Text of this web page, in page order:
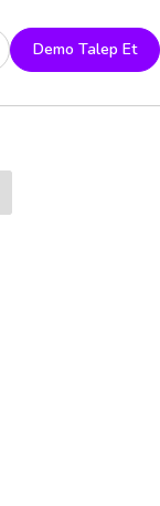
Demo Talep Et